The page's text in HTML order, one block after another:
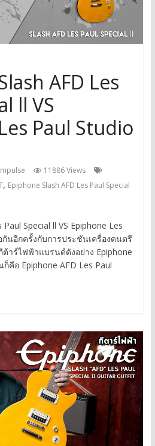
AFD Les
ll VS
Paul Studio
11886 Views
, Epiphone Slash AFD Les Paul Special
Special ll VS Epiphone Les
กันอีกครั้งกับการประชันเครื่องดนตรี
าร์ไฟฟ้าแบรนด์ดังอย่าง Epiphone
คือ Epiphone AFD Les Paul